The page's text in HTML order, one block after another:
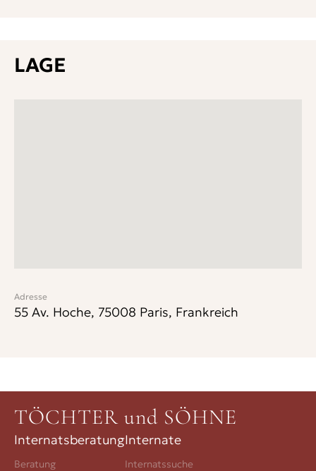
LAGE
Adresse
55 Av. Hoche, 75008 Paris, Frankreich
TÖCHTER und SÖHNE
Internatsberatung
Beratung
Internate
Internatssuche